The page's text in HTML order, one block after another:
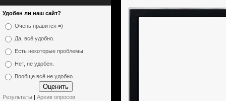
Удобен ли наш сайт?
Очень нравится =)
Да, всё удобно.
Есть некоторые проблемы.
Нет, не удобен.
Вообще всё не удобно.
Результаты
Архив опросов